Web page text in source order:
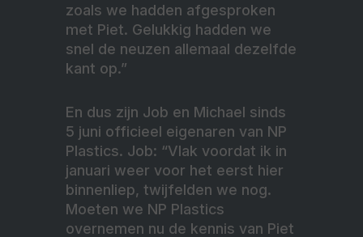
zoals we hadden afgesproken
met Piet. Gelukkig hadden we
snel de neuzen allemaal dezelfde
kant op.”
En dus zijn Job en Michael sinds
5 juni officieel eigenaren van NP
Plastics. Job: “Vlak voordat ik in
januari weer voor het eerst hier
binnenliep, twijfelden we nog.
Moeten we NP Plastics
overnemen nu de kennis van Piet